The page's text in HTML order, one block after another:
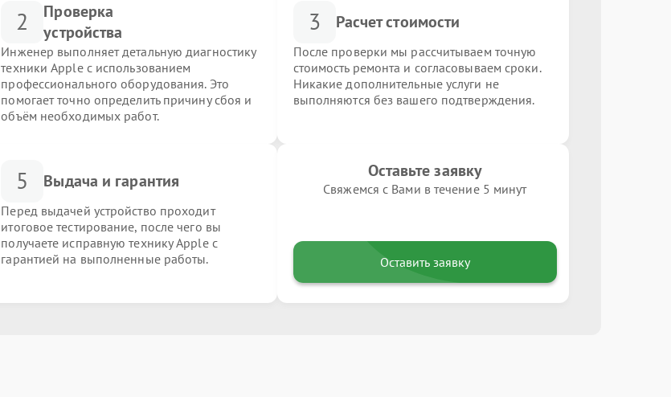
2
Проверка
устройства
Инженер выполняет детальную диагностику
техники Apple с использованием
профессионального оборудования. Это
помогает точно определить причину сбоя и
объём необходимых работ.
3 Расчет стоимости
После проверки мы рассчитываем точную
стоимость ремонта и согласовываем сроки.
Никакие дополнительные услуги не
выполняются без вашего подтверждения.
5 Выдача и гарантия
Перед выдачей устройство проходит
итоговое тестирование, после чего вы
получаете исправную технику Apple с
гарантией на выполненные работы.
Оставьте заявку
Свяжемся с Вами в течение 5 минут
Оставить заявку